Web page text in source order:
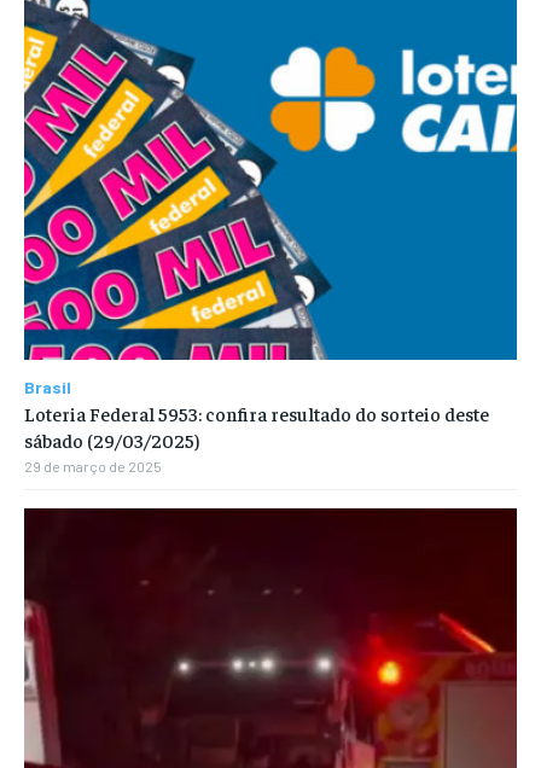
Brasil
Loteria Federal 5953: confira resultado do sorteio deste
sábado (29/03/2025)
29 de março de 2025